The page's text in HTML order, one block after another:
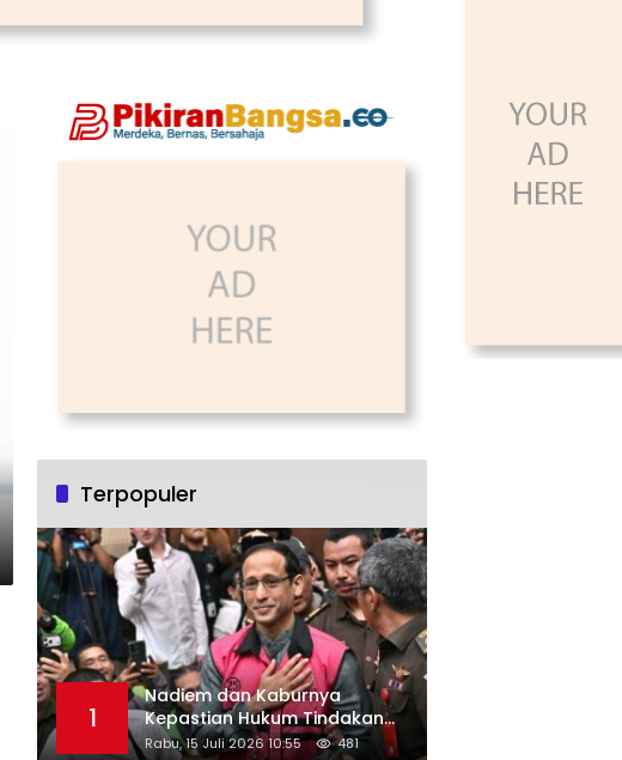
Terpopuler
1
Nadiem dan Kaburnya
Kepastian Hukum Tindakan
Pejabat Publik
Rabu, 15 Juli 2026 10:55 481